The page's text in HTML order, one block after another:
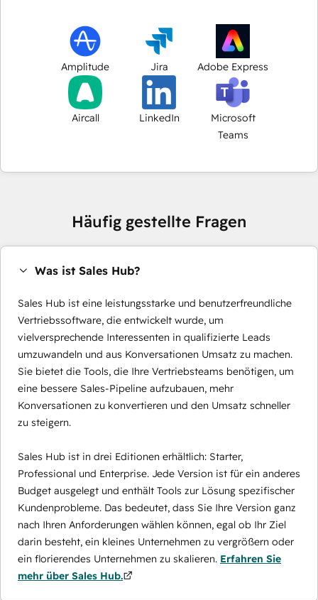
Amplitude Jira Adobe Express
Aircall LinkedIn
Microsoft
Teams
Häufig gestellte Fragen
Was ist Sales Hub?
Sales Hub ist eine leistungsstarke und benutzerfreundliche
Vertriebssoftware, die entwickelt wurde, um
vielversprechende Interessenten in qualifizierte Leads
umzuwandeln und aus Konversationen Umsatz zu machen.
Sie bietet die Tools, die Ihre Vertriebsteams benötigen, um
eine bessere Sales-Pipeline aufzubauen, mehr
Konversationen zu konvertieren und den Umsatz schneller
zu steigern.
Sales Hub ist in drei Editionen erhältlich: Starter,
Professional und Enterprise. Jede Version ist für ein anderes
Budget ausgelegt und enthält Tools zur Lösung spezifischer
Kundenprobleme. Das bedeutet, dass Sie Ihre Version ganz
nach Ihren Anforderungen wählen können, egal ob Ihr Ziel
darin besteht, ein kleines Unternehmen zu vergrößern oder
ein florierendes Unternehmen zu skalieren. Erfahren Sie
mehr über Sales Hub.